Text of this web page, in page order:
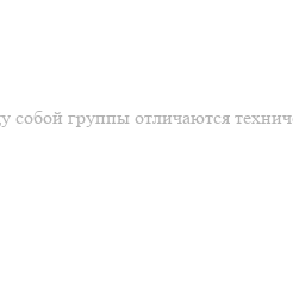
группы отличаются